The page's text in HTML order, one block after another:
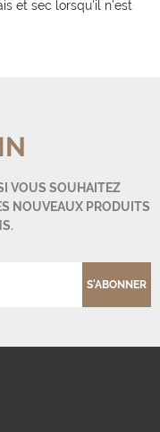
et sec lorsqu'il n'est
VOUS SOUHAITEZ
NOUVEAUX PRODUITS
S'ABONNER